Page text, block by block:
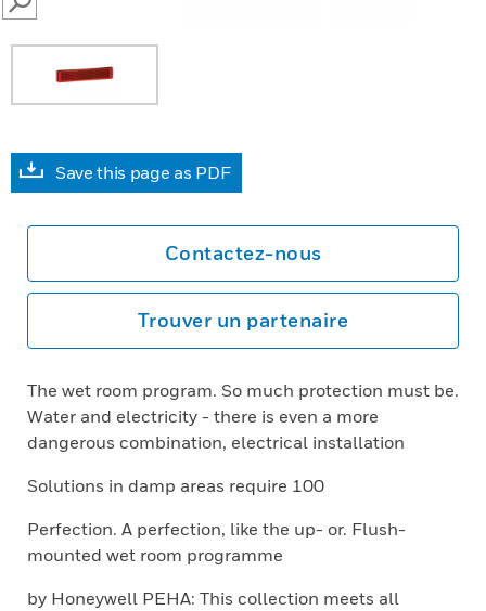
SEARCH
Save this page as PDF
Contactez-nous
Trouver un partenaire
The wet room program. So much protection must be.
Water and electricity - there is even a more
dangerous combination, electrical installation
Solutions in damp areas require 100
Perfection. A perfection, like the up- or. Flush-
mounted wet room programme
by Honeywell PEHA: This collection meets all